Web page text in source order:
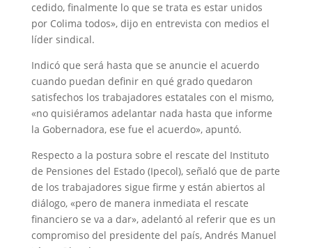
cedido, finalmente lo que se trata es estar unidos
por Colima todos», dijo en entrevista con medios el
líder sindical.
Indicó que será hasta que se anuncie el acuerdo
cuando puedan definir en qué grado quedaron
satisfechos los trabajadores estatales con el mismo,
«no quisiéramos adelantar nada hasta que informe
la Gobernadora, ese fue el acuerdo», apuntó.
Respecto a la postura sobre el rescate del Instituto
de Pensiones del Estado (Ipecol), señaló que de parte
de los trabajadores sigue firme y están abiertos al
diálogo, «pero de manera inmediata el rescate
financiero se va a dar», adelantó al referir que es un
compromiso del presidente del país, Andrés Manuel